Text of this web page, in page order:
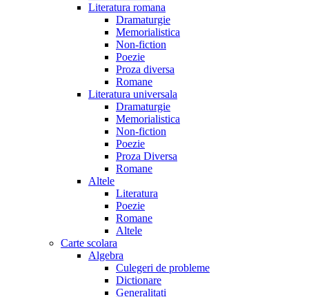
Literatura romana
Dramaturgie
Memorialistica
Non-fiction
Poezie
Proza diversa
Romane
Literatura universala
Dramaturgie
Memorialistica
Non-fiction
Poezie
Proza Diversa
Romane
Altele
Literatura
Poezie
Romane
Altele
Carte scolara
Algebra
Culegeri de probleme
Dictionare
Generalitati